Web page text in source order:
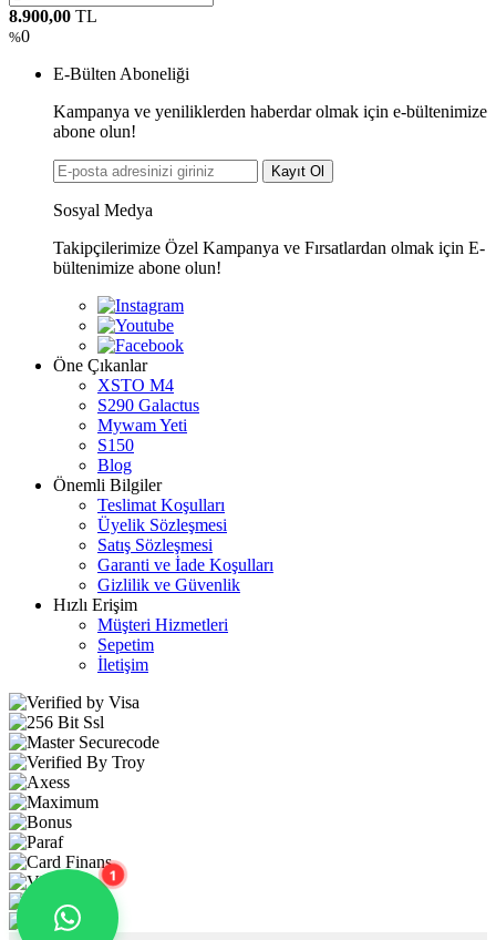
1
8.900,00 TL
%0
E-Bülten Aboneliği
Kampanya ve yeniliklerden haberdar olmak için e-bültenimize
abone olun!
Kayıt Ol
Sosyal Medya
Takipçilerimize Özel Kampanya ve Fırsatlardan olmak için E-
bültenimize abone olun!
Öne Çıkanlar
XSTO M4
S290 Galactus
Mywam Yeti
S150
Blog
Önemli Bilgiler
Teslimat Koşulları
Üyelik Sözleşmesi
Satış Sözleşmesi
Garanti ve İade Koşulları
Gizlilik ve Güvenlik
Hızlı Erişim
Müşteri Hizmetleri
Sepetim
İletişim